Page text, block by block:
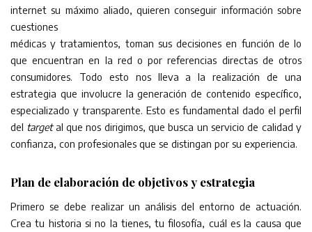
internet su máximo aliado, quieren conseguir información sobre
cuestiones
médicas y tratamientos, toman sus decisiones en función de lo
que encuentran en la red o por referencias directas de otros
consumidores. Todo esto nos lleva a la realización de una
estrategia que involucre la generación de contenido específico,
especializado y transparente. Esto es fundamental dado el perfil
del target al que nos dirigimos, que busca un servicio de calidad y
confianza, con profesionales que se distingan por su experiencia.
Plan de elaboración de objetivos y estrategia
Primero se debe realizar un análisis del entorno de actuación.
Crea tu historia si no la tienes, tu filosofía, cuál es la causa que